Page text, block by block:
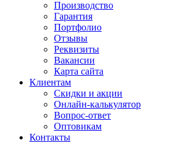
Производство
Гарантия
Портфолио
Отзывы
Реквизиты
Вакансии
Карта сайта
Клиентам
Скидки и акции
Онлайн-калькулятор
Вопрос-ответ
Оптовикам
Контакты